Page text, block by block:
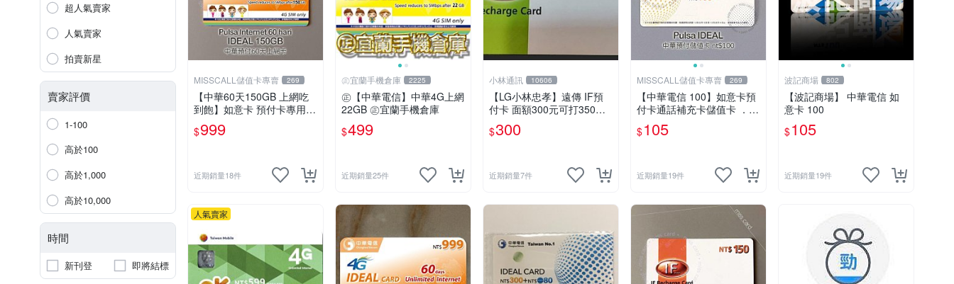
超人氣賣家
人氣賣家
拍賣新星
賣家評價
1-100
高於100
高於1,000
高於10,000
時間
新刊登 即將結標
MISSCALL儲值卡專賣 269
【中華60天150GB 上網吃
到飽】如意卡 預付卡專用上
網補充卡/儲值卡IDEAL999
⚡MissCall儲值卡專賣
$999
近期銷量18件
㊣宜蘭手機倉庫 2225
㊣【中華電信】中華4G上網
22GB ㊣宜蘭手機倉庫
$499
近期銷量25件
小林通訊 10606
【LG小林忠孝】遠傳 IF預
付卡 面額300元可打350元
(儲值卡/補充卡)
$300
近期銷量7件
MISSCALL儲值卡專賣 269
【中華電信 100】如意卡預
付卡通話補充卡儲值卡 ．C
hunghwa IDEAL 100．門號
延展⚡MissCall儲值卡專賣
$105
近期銷量19件
波記商場 802
【波記商場】 中華電信 如
意卡 100
$105
近期銷量19件
人氣賣家